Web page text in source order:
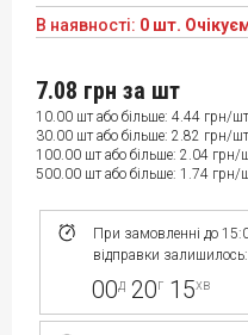
В наявності: 0 шт.
При замовленні до
відправки залишилось:
00д 20г 15хв
7.08 грн за шт
10.00 шт або більше: 4.44 грн/шт
30.00 шт або більше: 2.82 грн/шт
100.00 шт або більше: 2.04 грн/
500.00 шт або більше: 1.74 грн/